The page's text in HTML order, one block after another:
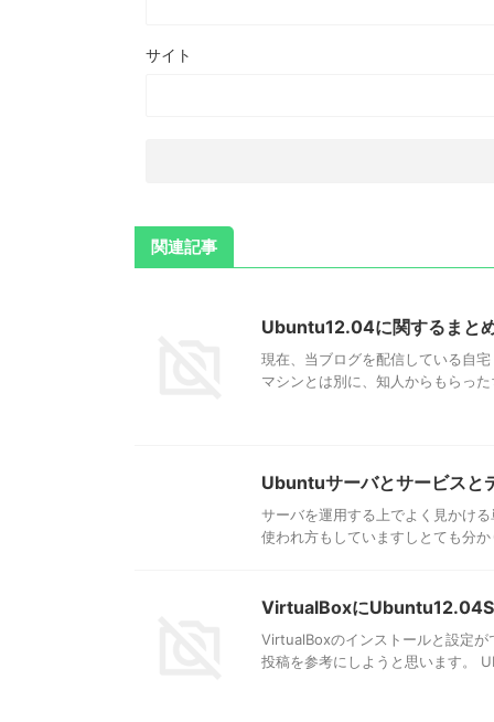
サイト
関連記事
Ubuntu12.04に関するまと
現在、当ブログを配信している自
マシンとは別に、知人からもらっ
Ubuntuサーバとサービスと
サーバを運用する上でよく見かけ
使われ方もしていますしとても分
VirtualBoxに
VirtualBoxのインストールと設定
投稿を参考にしようと思います。